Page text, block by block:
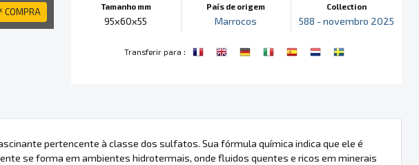
€ COMPRA
Tamanho mm
95x60x55
País de origem
Marrocos
Collection
588 - novembro 2025
Transferir para :
pertencente à classe dos sulfatos. Sua fórmula química indica que ele é
se forma em ambientes hidrotermais, onde fluidos quentes e ricos em minerais